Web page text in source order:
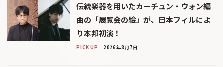
伝統楽器を用いたカーチュン・ウォン編
曲の「展覧会の絵」が、日本フィルによ
り本邦初演！
PICK UP 2026年8月7日